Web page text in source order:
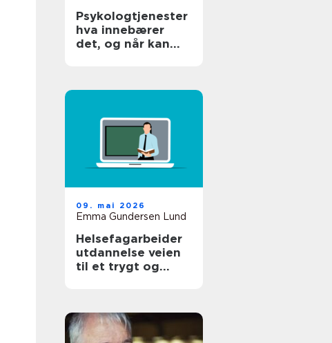
Psykologtjenester
hva innebærer
det, og når kan
09. mai 2026
Emma Gundersen Lund
Helsefagarbeider
utdannelse veien
til et trygt og